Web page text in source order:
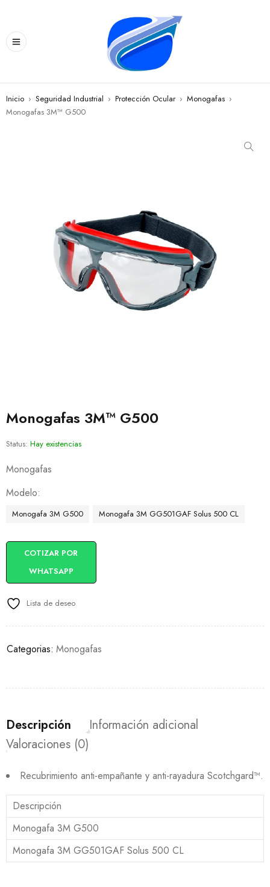
Inicio › Seguridad Industrial › Protección Ocular › Monogafas ›
Monogafas 3M™ G500
Monogafas 3M™ G500
Status: Hay existencias
Monogafas
Modelo
Monogafa 3M G500 Monogafa 3M GG501GAF Solus 500 CL
COTIZAR POR
WHATSAPP
Lista de deseo
Categorias: Monogafas
Descripción
Información adicional
Valoraciones (0)
Recubrimiento anti-empañante y anti-rayadura Scotchgard™.
Descripción
Monogafa 3M G500
Monogafa 3M GG501GAF Solus 500 CL